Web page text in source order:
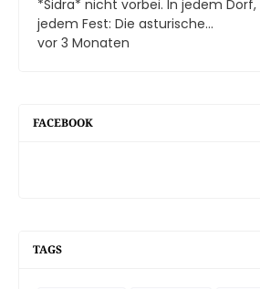
*Sidra* nicht vorbei. In jedem Dorf,
jedem Fest: Die asturische...
vor 3 Monaten
FACEBOOK
TAGS